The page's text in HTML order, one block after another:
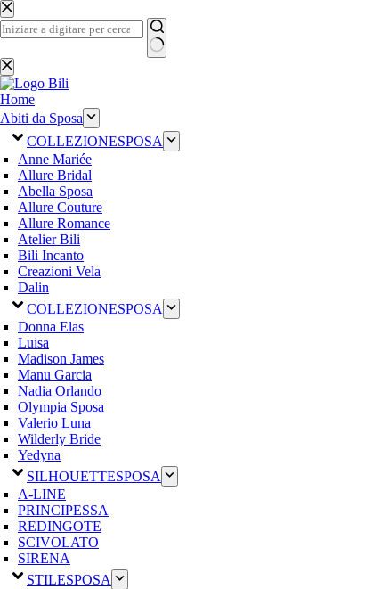
Salta
al
contenuto
Nessun
risultato
Home
Abiti da Sposa
COLLEZIONESPOSA
Anne Mariée
Allure Bridal
Abella Sposa
Allure Couture
Allure Romance
Atelier Bili
Bili Incanto
Creazioni Vela
Dalin
COLLEZIONESPOSA
Donna Elas
Luisa
Madison James
Manu Garcia
Nadia Orlando
Olympia Sposa
Valerio Luna
Wilderly Bride
Yedyna
SILHOUETTESPOSA
A-LINE
PRINCIPESSA
REDINGOTE
SCIVOLATO
SIRENA
STILESPOSA